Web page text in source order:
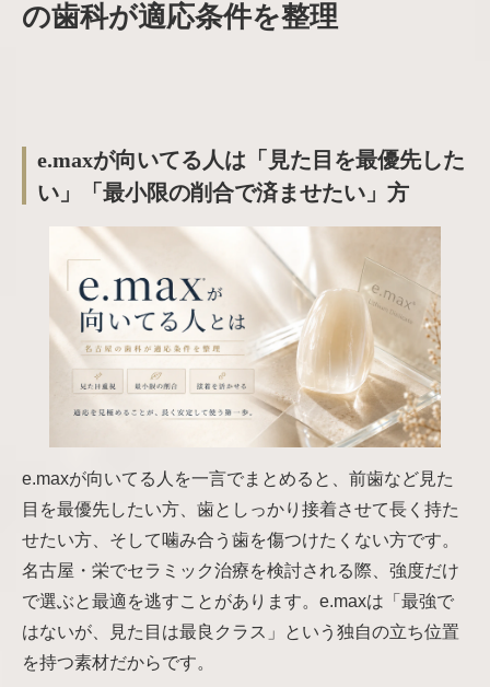
の歯科が適応条件を整理
e.maxが向いてる人は「見た目を最優先した
い」「最小限の削合で済ませたい」方
e.maxが向いてる人を一言でまとめると、前歯など見た
目を最優先したい方、歯としっかり接着させて長く持た
せたい方、そして噛み合う歯を傷つけたくない方です。
名古屋・栄でセラミック治療を検討される際、強度だけ
で選ぶと最適を逃すことがあります。e.maxは「最強で
はないが、見た目は最良クラス」という独自の立ち位置
を持つ素材だからです。